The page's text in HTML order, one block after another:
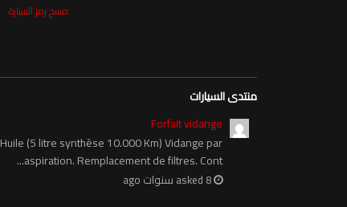
مسح رمز السيارة
منتدى السيارات
Forfait vidange
Huile (5 litre synthèse 10.000 Km) Vidange par
aspiration. Remplacement de filtres. Cont...
asked 8 سنوات ago